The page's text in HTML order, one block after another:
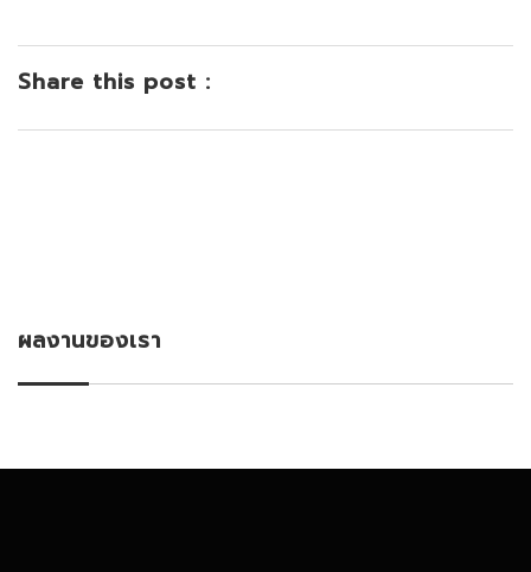
Share this post :
ผลงานของเรา